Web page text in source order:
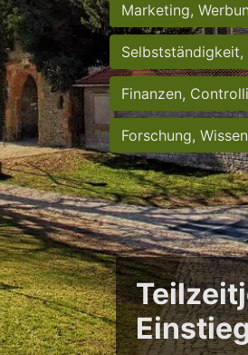
Marketing,
Selbstständigkeit,
Finanzen,
Forschung,